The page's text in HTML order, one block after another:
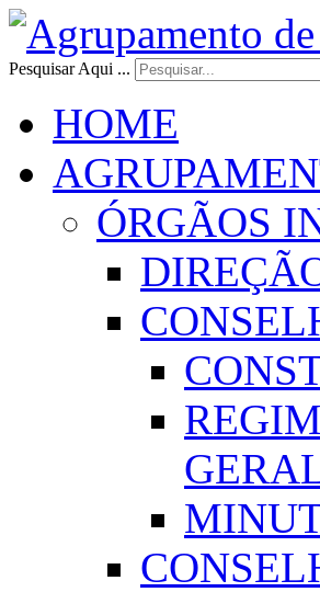
Pesquisar Aqui ...
HOME
ÓRGÃOS